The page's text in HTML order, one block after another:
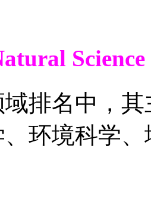
Science
域排名中，
环境科学